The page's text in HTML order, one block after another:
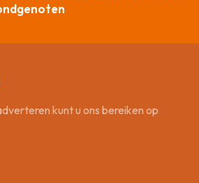
kunt u ons bereiken op